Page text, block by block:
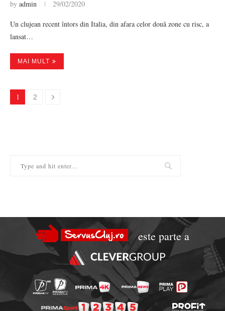
by admin 29/02/2020
Un clujean recent întors din Italia, din afara celor două zone cu risc, a
lansat…
MAI MULT
1 2
este parte a